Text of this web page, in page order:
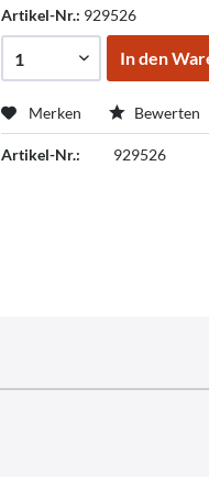
Artikel-Nr.: 929526
In den
Merken Bewerten
Artikel-Nr.: 929526